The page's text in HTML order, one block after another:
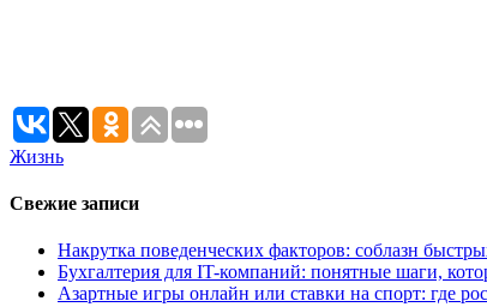
Жизнь
Свежие записи
Накрутка поведенческих факторов: соблазн
Бухгалтерия для IT-компаний: понятные шаги,
Азартные игры онлайн или ставки на спорт: где